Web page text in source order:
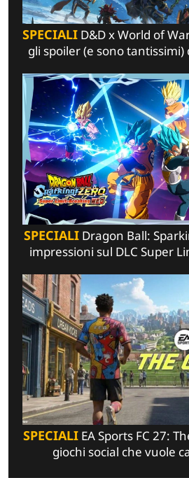
SPECIALI D&D x World of
gli spoiler (e sono tantissimi)
SPECIALI Dragon Ball:
impressioni sul DLC Super
SPECIALIEA Sports FC 27:
giochi social che vuole